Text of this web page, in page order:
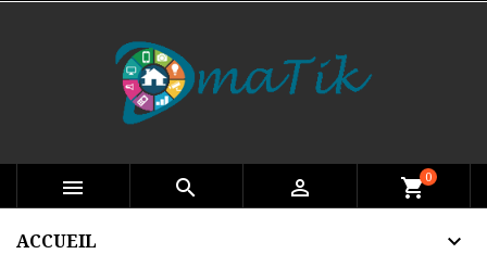
 search  shopping_cart0
ACCUEIL